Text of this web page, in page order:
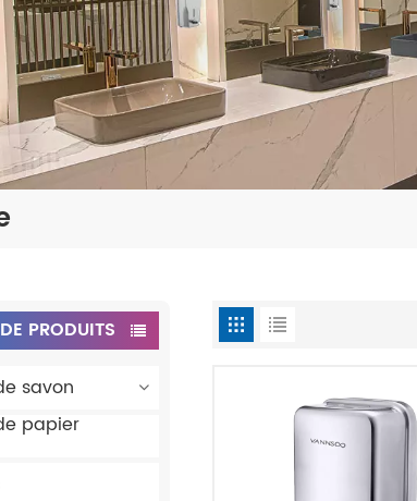
PRODUITS
savon
papier